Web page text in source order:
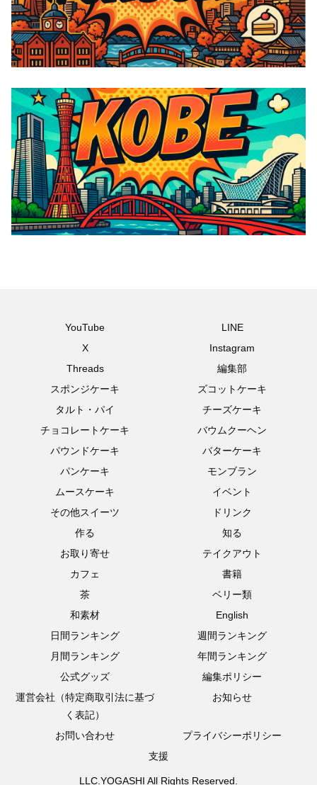
YouTube
LINE
X
Instagram
Threads
編集部
スポンジケーキ
ズコットケーキ
タルト・パイ
チーズケーキ
チョコレートケーキ
バウムクーヘン
パウンドケーキ
バターケーキ
パンケーキ
モンブラン
ムースケーキ
イベント
その他スイーツ
ドリンク
作る
知る
お取り寄せ
テイクアウト
カフェ
書籍
茶
ベリー類
和素材
English
日間ランキング
週間ランキング
月間ランキング
年間ランキング
公式グッズ
編集ポリシー
運営会社（特定商取引法に基づ
く表記）
お知らせ
お問い合わせ
プライバシーポリシー
支援
LLC.YOGASHI All Rights Reserved.